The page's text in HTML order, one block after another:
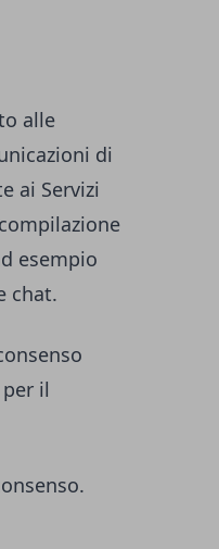
alle
di
ai Servizi
esempio
chat.
il